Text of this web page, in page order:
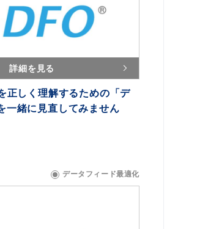
詳細を見る
正しく理解するための「デ
一緒に見直してみません
データフィード最適化